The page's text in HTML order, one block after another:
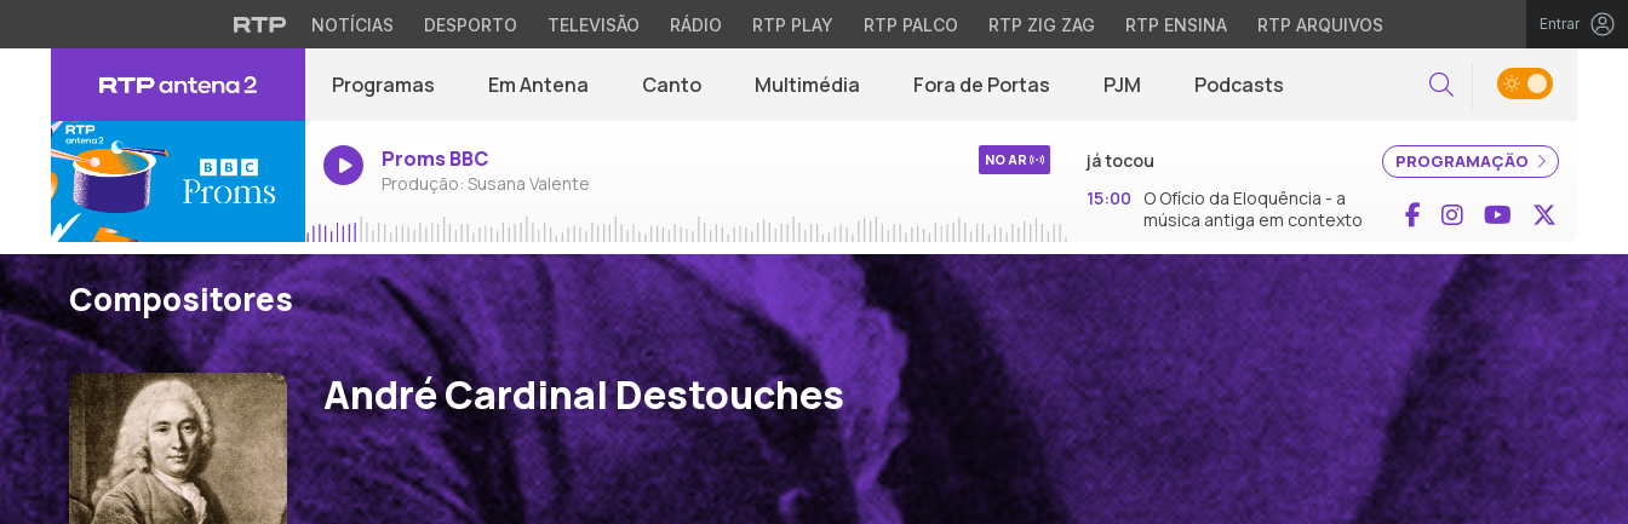
NOTÍCIAS DESPORTO TELEVISÃO RÁDIO RTP PLAY RTP PALCO RTP ZIG ZAG RTP ENSINA RTP ARQUIVOS Entrar
Programas Em Antena Canto Multimédia Fora de Portas PJM Podcasts Pesquisar
Proms BBC
Produção: Susana Valente
NO AR PROGRAMAÇÃO
já tocou
15:00
O Ofício da Eloquência - a
música antiga em contexto
Facebook
InstagramYouTube
Compositores
André Cardinal Destouches